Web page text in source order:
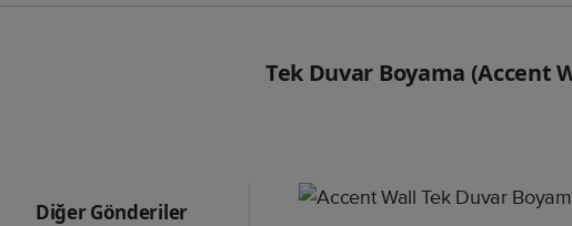
Tek Duvar Boyama (Accent
Diğer Gönderiler